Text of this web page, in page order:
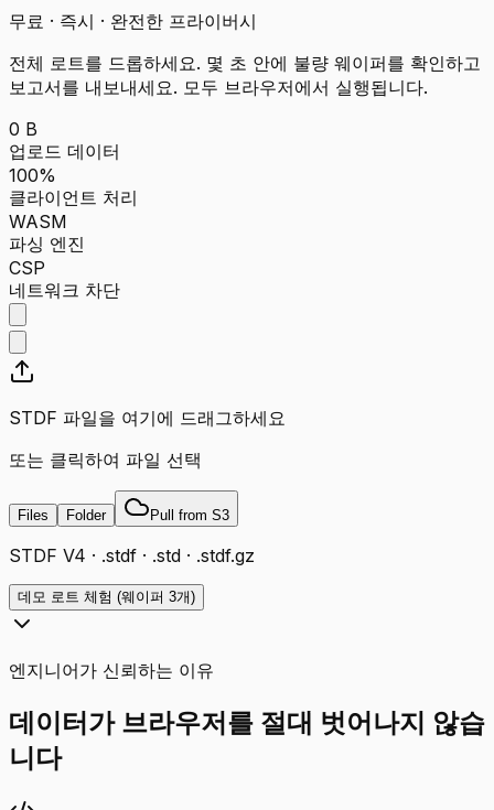
무료 · 즉시 · 완전한 프라이버시
전체 로트를 드롭하세요. 몇 초 안에 불량 웨이퍼를 확인하고
보고서를 내보내세요. 모두 브라우저에서 실행됩니다.
0 B
업로드 데이터
100%
클라이언트 처리
WASM
파싱 엔진
CSP
네트워크 차단
STDF 파일을 여기에 드래그하세요
또는 클릭하여 파일 선택
Files Folder Pull from S3
STDF V4 · .stdf · .std · .stdf.gz
데모 로트 체험 (웨이퍼 3개)
엔지니어가 신뢰하는 이유
데이터가 브라우저를 절대 벗어나지 않습
니다